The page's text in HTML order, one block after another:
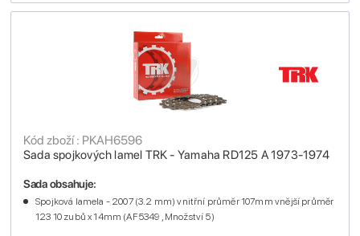
Sada spojkových lamel TRK - Yamaha RD125 A 1973-1974
Kód zboží : PKAH6596
Sada obsahuje:
Spojková lamela - 2007 (3.2 mm) vnitřní průměr 107mm vnější průměr
123 10 zubů x 14mm (AF5349 , Množství 5)